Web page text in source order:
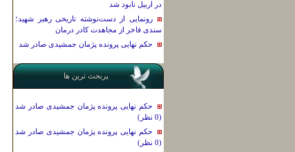
در اربیل نابود شد
رونمایی از دست‌نوشته تاریخی رهبر شهید؛
سندی فاخر از مجاهدت کادر درمان
حکم نهایی پرونده پژمان جمشیدی صادر شد
پربحث ترین ها
حکم نهایی پرونده پژمان جمشیدی صادر شد
(0 نظر)
حکم نهایی پرونده پژمان جمشیدی صادر شد
(0 نظر)